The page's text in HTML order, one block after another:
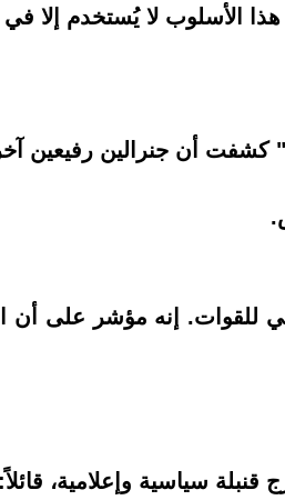
الأسلوب لا يُستخدم إلا في
أن جنرالين رفيعين
للقوات. إنه مؤشر على أن
سياسية وإعلامية، قائلاً: